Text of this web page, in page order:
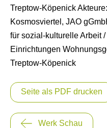
Treptow-Köpenick
Kosmosviertel, JAO
für sozial-kulturelle Arbeit
Einrichtungen
Treptow-Köpenick
Seite als PDF drucken
Beitragsnavigation
Werk Schau